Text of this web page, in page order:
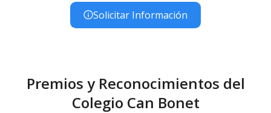
Solicitar Información
Premios y Reconocimientos del
Colegio Can Bonet